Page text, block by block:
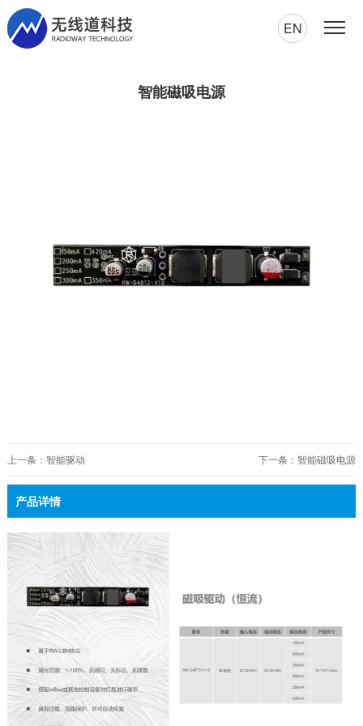
EN
智能磁吸电源
上一条：智能驱动 下一条：智能磁吸电源
产品详情